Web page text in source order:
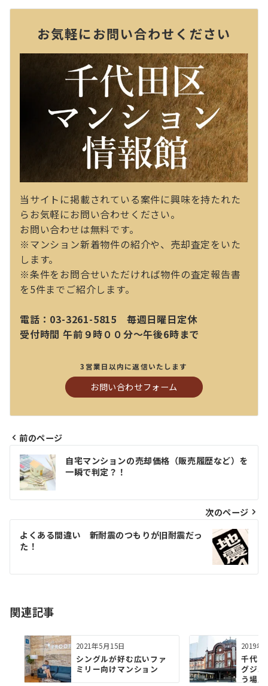
お気軽にお問い合わせください
当サイトに掲載されている案件に興味を持たれた
らお気軽にお問い合わせください。
お問い合わせは無料です。
※マンション新着物件の紹介や、売却査定をいた
します。
※条件をお問合せいただければ物件の査定報告書
を5件までご紹介します。
電話：03-3261-5815 毎週日曜日定休
受付時間 午前９時００分～午後6時まで
3営業日以内に返信いたします
お問い合わせフォーム
投
稿
ナ
ビ
ゲ
ー
シ
ン
前のページ
自宅マンションの売却価格（販売履歴など）を
一瞬で判定？！
次のページ
よくある間違い 新耐震のつもりが旧耐震だっ
た！
関連記事
2021年5月15日
シングルが好む広いファ
ミリー向けマンション
2019年
千代
グジュ
う場所